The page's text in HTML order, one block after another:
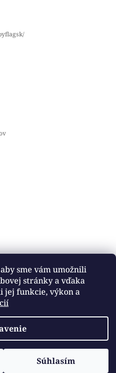
sme vám umožnili
stránky a vďaka
jej funkcie, výkon a
Súhlasím
. Všetky práva vyhradené.